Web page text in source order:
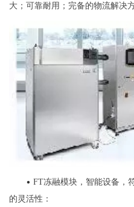
大；可靠耐用；完备的物流解决
• FT冻融模块，智能设备，
的灵活性：